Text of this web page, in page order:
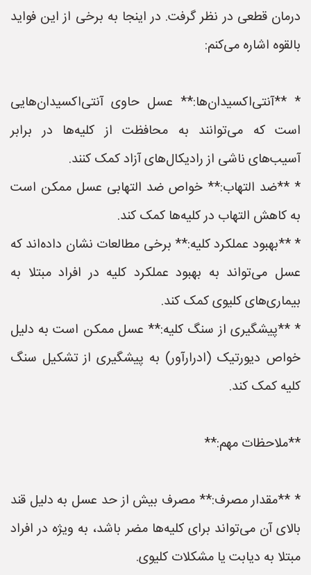
درمان قطعی در نظر گرفت. در اینجا به برخی از این فواید
بالقوه اشاره می‌کنم:
* **آنتی‌اکسیدان‌ها:** عسل حاوی آنتی‌اکسیدان‌هایی
است که می‌توانند به محافظت از کلیه‌ها در برابر
آسیب‌های ناشی از رادیکال‌های آزاد کمک کنند.
* **ضد التهاب:** خواص ضد التهابی عسل ممکن است
به کاهش التهاب در کلیه‌ها کمک کند.
* **بهبود عملکرد کلیه:** برخی مطالعات نشان داده‌اند که
عسل می‌تواند به بهبود عملکرد کلیه در افراد مبتلا به
بیماری‌های کلیوی کمک کند.
* **پیشگیری از سنگ کلیه:** عسل ممکن است به دلیل
خواص دیورتیک (ادرارآور) به پیشگیری از تشکیل سنگ
کلیه کمک کند.
**ملاحظات مهم:**
* **مقدار مصرف:** مصرف بیش از حد عسل به دلیل قند
بالای آن می‌تواند برای کلیه‌ها مضر باشد، به ویژه در افراد
مبتلا به دیابت یا مشکلات کلیوی.